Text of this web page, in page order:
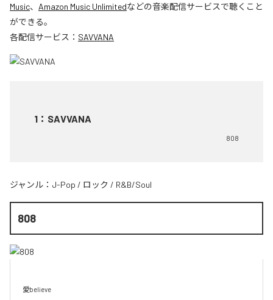
Music、 Amazon Music Unlimitedなどの音楽配信サービスで聴くこと
ができる。
各配信サービス： SAVVANA
1 ： SAVVANA
808
ジャンル： J-Pop / ロック / R&B/Soul
808
愛believe